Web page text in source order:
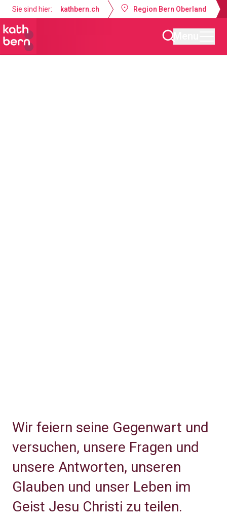
Sie sind hier: kathbern.ch Region Bern Oberland
Wir feiern seine Gegenwart und
versuchen, unsere Fragen und
unsere Antworten, unseren
Glauben und unser Leben im
Geist Jesu Christi zu teilen.